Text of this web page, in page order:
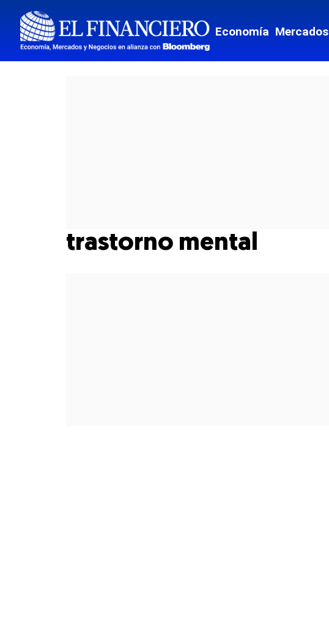
Economía Mercados
trastorno mental